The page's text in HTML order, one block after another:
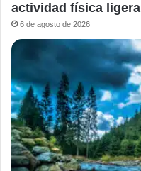
actividad física ligera
6 de agosto de 2026